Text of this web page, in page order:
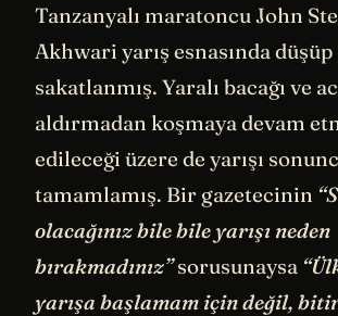
Tanzanyalı maratoncu John
Akhwari yarış esnasında düşüp
sakatlanmış. Yaralı bacağı ve
aldırmadan koşmaya devam
edileceği üzere de yarışı
tamamlamış. Bir gazetecinin
olacağınız bile bile yarışı neden
bırakmadınız”sorusunaysa
yarışa başlamam için değil,